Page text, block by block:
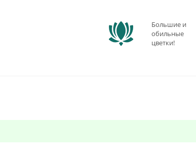
Большие и
обильные
цветки!